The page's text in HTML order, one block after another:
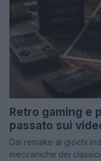
Retro gaming e
passato sui
Dai remake ai giochi
meccaniche dei